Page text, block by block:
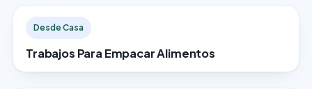
Desde Casa
Trabajos Para Empacar Alimentos